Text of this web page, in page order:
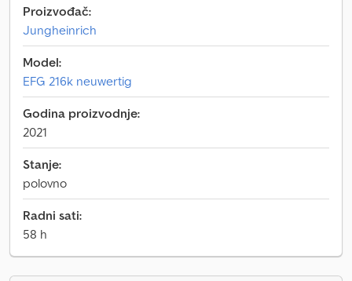
Proizvođač:
Jungheinrich
Model:
EFG 216k neuwertig
Godina proizvodnje:
2021
Stanje:
polovno
Radni sati:
58 h